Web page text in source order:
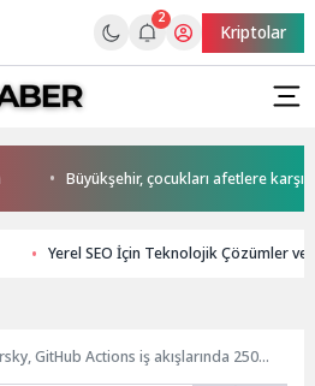
2
Kriptolar
Büyükşehir, çocukları afetlere karşı
Yerel SEO İçin Teknolojik Çözümler ve
GitHub Actions iş akışlarında 250